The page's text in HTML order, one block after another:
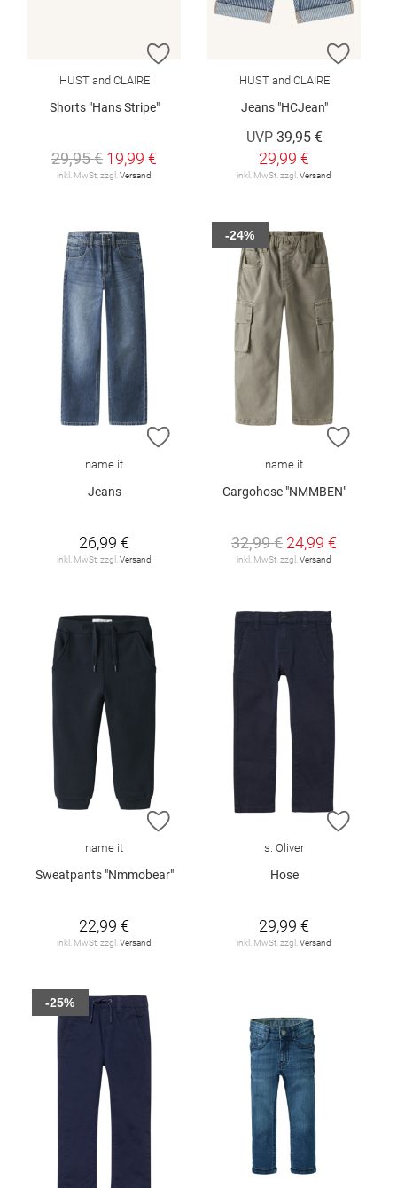
ZUR WUNSCHLISTE HINZUFÜGEN
HUST and CLAIRE
Shorts "Hans Stripe"
29,95 € 19,99 €
inkl. MwSt. zzgl. Versand
ZUR
HUST and CLAIRE
Jeans "HCJean"
UVP 39,95 €
29,99 €
inkl. MwSt. zzgl. Versand
ZUR WUNSCHLISTE HINZUFÜGEN
name it
Jeans
26,99 €
inkl. MwSt. zzgl. Versand
ZUR
name it
Cargohose "NMMBEN"
32,99 € 24,99 €
inkl. MwSt. zzgl. Versand
-24%
ZUR WUNSCHLISTE HINZUFÜGEN
name it
Sweatpants "Nmmobear"
22,99 €
inkl. MwSt. zzgl.Versand
ZUR
s. Oliver
Hose
29,99 €
inkl. MwSt. zzgl.Versand
-25%